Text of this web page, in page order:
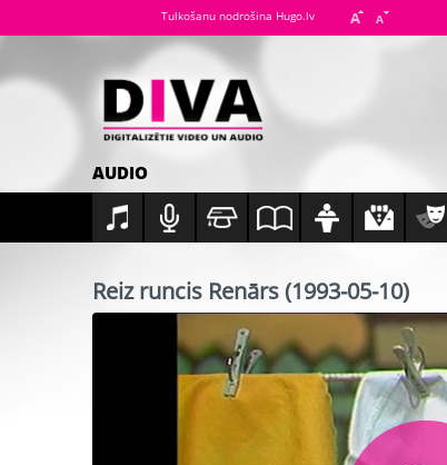
Tulkošanu nodrošina Hugo.lv
AUDIO
Reiz runcis Renārs (1993-05-10)